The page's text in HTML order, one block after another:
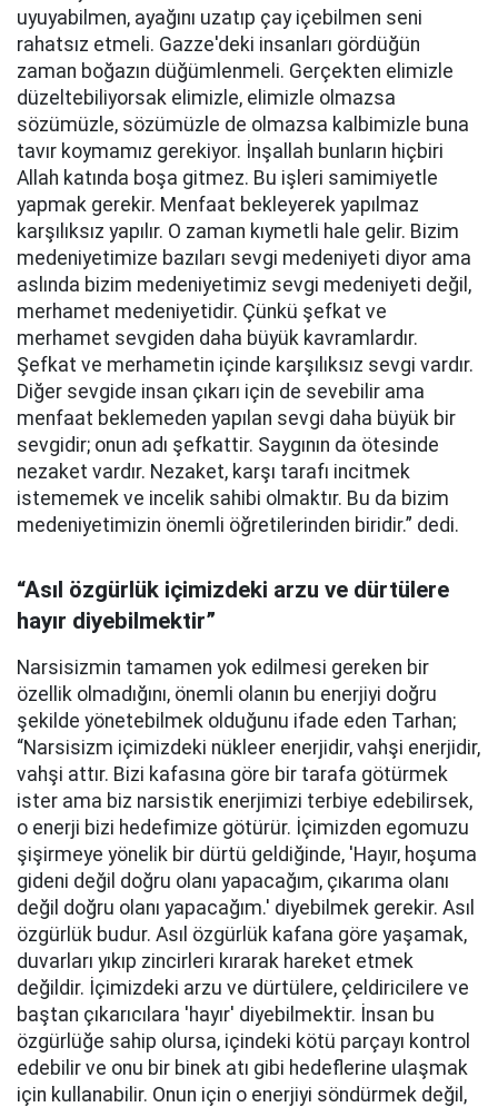
uyuyabilmen, ayağını uzatıp çay içebilmen seni
rahatsız etmeli. Gazze'deki insanları gördüğün
zaman boğazın düğümlenmeli. Gerçekten elimizle
düzeltebiliyorsak elimizle, elimizle olmazsa
sözümüzle, sözümüzle de olmazsa kalbimizle buna
tavır koymamız gerekiyor. İnşallah bunların hiçbiri
Allah katında boşa gitmez. Bu işleri samimiyetle
yapmak gerekir. Menfaat bekleyerek yapılmaz
karşılıksız yapılır. O zaman kıymetli hale gelir. Bizim
medeniyetimize bazıları sevgi medeniyeti diyor ama
aslında bizim medeniyetimiz sevgi medeniyeti değil,
merhamet medeniyetidir. Çünkü şefkat ve
merhamet sevgiden daha büyük kavramlardır.
Şefkat ve merhametin içinde karşılıksız sevgi vardır.
Diğer sevgide insan çıkarı için de sevebilir ama
menfaat beklemeden yapılan sevgi daha büyük bir
sevgidir; onun adı şefkattir. Saygının da ötesinde
nezaket vardır. Nezaket, karşı tarafı incitmek
istememek ve incelik sahibi olmaktır. Bu da bizim
medeniyetimizin önemli öğretilerinden biridir.” dedi.
“Asıl özgürlük içimizdeki arzu ve dürtülere
hayır diyebilmektir”
Narsisizmin tamamen yok edilmesi gereken bir
özellik olmadığını, önemli olanın bu enerjiyi doğru
şekilde yönetebilmek olduğunu ifade eden Tarhan;
“Narsisizm içimizdeki nükleer enerjidir, vahşi enerjidir,
vahşi attır. Bizi kafasına göre bir tarafa götürmek
ister ama biz narsistik enerjimizi terbiye edebilirsek,
o enerji bizi hedefimize götürür. İçimizden egomuzu
şişirmeye yönelik bir dürtü geldiğinde, 'Hayır, hoşuma
gideni değil doğru olanı yapacağım, çıkarıma olanı
değil doğru olanı yapacağım.' diyebilmek gerekir. Asıl
özgürlük budur. Asıl özgürlük kafana göre yaşamak,
duvarları yıkıp zincirleri kırarak hareket etmek
değildir. İçimizdeki arzu ve dürtülere, çeldiricilere ve
baştan çıkarıcılara 'hayır' diyebilmektir. İnsan bu
özgürlüğe sahip olursa, içindeki kötü parçayı kontrol
edebilir ve onu bir binek atı gibi hedeflerine ulaşmak
için kullanabilir. Onun için o enerjiyi söndürmek değil,